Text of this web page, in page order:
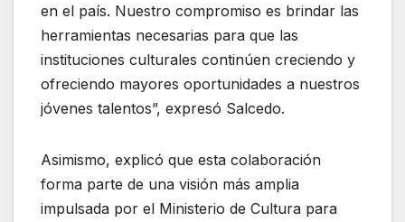
en el país. Nuestro compromiso es brindar las
herramientas necesarias para que las
instituciones culturales continúen creciendo y
ofreciendo mayores oportunidades a nuestros
jóvenes talentos”, expresó Salcedo.
Asimismo, explicó que esta colaboración
forma parte de una visión más amplia
impulsada por el Ministerio de Cultura para